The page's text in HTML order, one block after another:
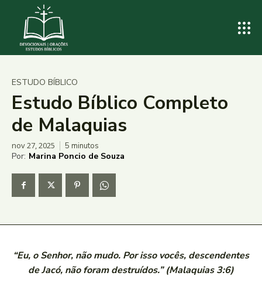
ESTUDO BÍBLICO
Estudo Bíblico Completo
de Malaquias
nov 27, 2025 5 minutos
Por: Marina Poncio de Souza
“Eu, o Senhor, não mudo. Por isso vocês, descendentes
de Jacó, não foram destruídos.” (Malaquias 3:6)